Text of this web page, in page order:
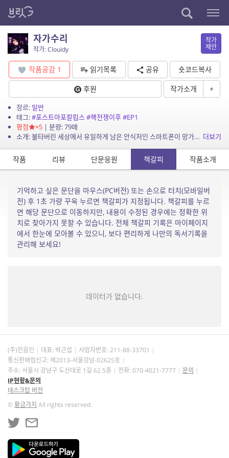
자가수리
작가: Clouidy
작가
제안
작품공감 1 읽기목록 공유
숏코드복사
후원
작가소개 +
장르: 일반
태그:#포스트아포칼립스#핵전쟁이후#EP1
평점
×5| 분량: 79매
소개: 불타버린 세상에서 유일하게 남은 안식처인 스마트폰이 망가져버렸다. 이제 남은 선택지는 두 가지 뿐. 지상으로 나가 수리하던가, 지하에서 외롭게 죽던가. 더보기
작품 리뷰 단문응원 책갈피 작품소개
기억하고 싶은 문단을 마우스(PC버전) 또는 손으로 터치(모바일버
전) 후 1초 가량 꾸욱 누르면 책갈피가 지정됩니다. 책갈피를 누르
면 해당 문단으로 이동하지만, 내용이 수정된 경우에는 정확한 위
치로 찾아가지 못할 수 있습니다. 전체 책갈피 기록은 마이페이지
에서 한눈에 모아볼 수 있으니, 보다 편리하게 나만의 독서기록을
관리해 보세요!
데이터가 없습니다.
(주)민음인 대표: 박근섭 사업자번호: 211-88-33701
통신판매업신고: 제2013-서울강남-02625호
주소: 서울시 강남구 도산대로 1길 62 5층
전화: 070-4021-7777
문의
IP현황&문의
데스크탑 버전
©황금가지 All rights reserved.